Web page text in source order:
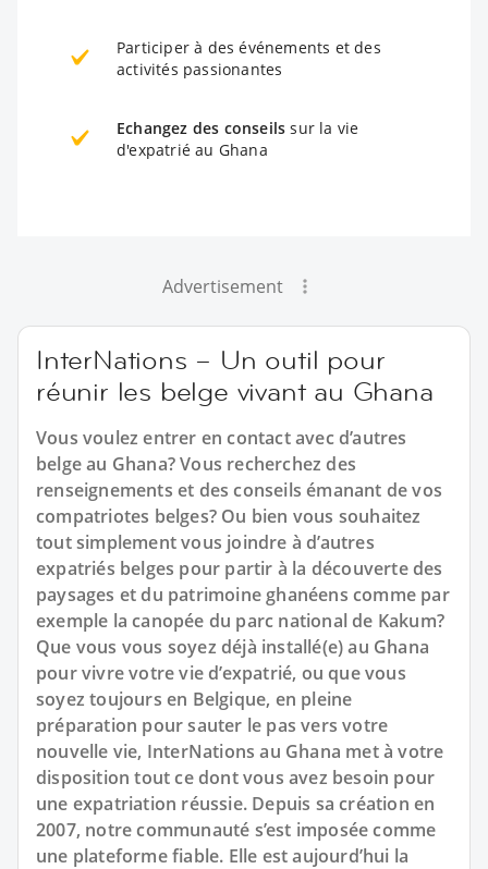
Participer à des événements et des
activités passionantes
Echangez des conseils sur la vie
d'expatrié au Ghana
Advertisement
InterNations – Un outil pour
réunir les belge vivant au Ghana
Vous voulez entrer en contact avec d’autres
belge au Ghana? Vous recherchez des
renseignements et des conseils émanant de vos
compatriotes belges? Ou bien vous souhaitez
tout simplement vous joindre à d’autres
expatriés belges pour partir à la découverte des
paysages et du patrimoine ghanéens comme par
exemple la canopée du parc national de Kakum?
Que vous vous soyez déjà installé(e) au Ghana
pour vivre votre vie d’expatrié, ou que vous
soyez toujours en Belgique, en pleine
préparation pour sauter le pas vers votre
nouvelle vie, InterNations au Ghana met à votre
disposition tout ce dont vous avez besoin pour
une expatriation réussie. Depuis sa création en
2007, notre communauté s’est imposée comme
une plateforme fiable. Elle est aujourd’hui la